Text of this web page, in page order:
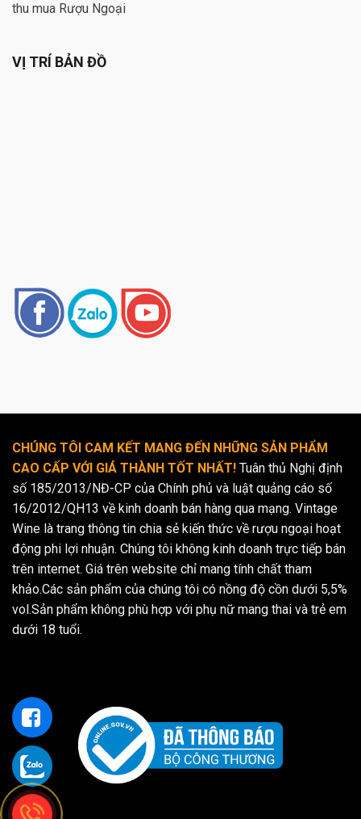
thu mua Rượu Ngoại
VỊ TRÍ BẢN ĐỒ
CHÚNG TÔI CAM KẾT MANG ĐẾN NHỮNG SẢN PHẨM
CAO CẤP VỚI GIÁ THÀNH TỐT NHẤT! Tuân thủ Nghị định
số 185/2013/NĐ-CP của Chính phủ và luật quảng cáo số
16/2012/QH13 về kinh doanh bán hàng qua mạng. Vintage
Wine là trang thông tin chia sẻ kiến thức về rượu ngoại hoạt
động phi lợi nhuận. Chúng tôi không kinh doanh trực tiếp bán
trên internet. Giá trên website chỉ mang tính chất tham
khảo.Các sản phẩm của chúng tôi có nồng độ cồn dưới 5,5%
vol.Sản phẩm không phù hợp với phụ nữ mang thai và trẻ em
dưới 18 tuổi.